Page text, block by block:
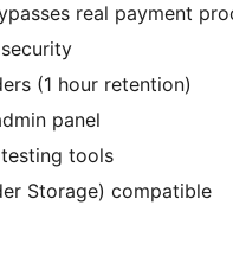
real payment
(1 hour retention)
panel
tools
Storage) compatible